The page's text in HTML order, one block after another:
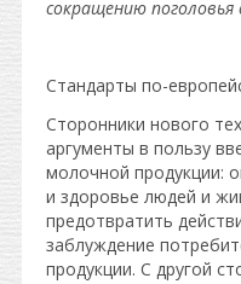
сокращению поголовья
Стандарты по-
Сторонники нового
аргументы в пользу
молочной продукции:
и здоровье людей и
предотвратить
заблуждение
продукции. С другой